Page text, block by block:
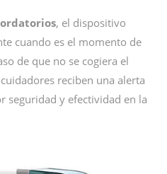
, el dispositivo
cuando es el momento de
de que no se cogiera el
reciben una alerta
seguridad y efectividad en la